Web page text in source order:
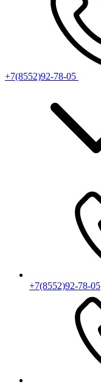
+7(8552)92-78-05
+7(8552)92-78-05